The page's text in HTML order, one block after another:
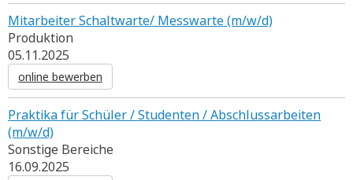
Mitarbeiter Schaltwarte/ Messwarte (m/w/d)
Produktion
05.11.2025
online bewerben
Praktika für Schüler / Studenten / Abschlussarbeiten
(m/w/d)
Sonstige Bereiche
16.09.2025